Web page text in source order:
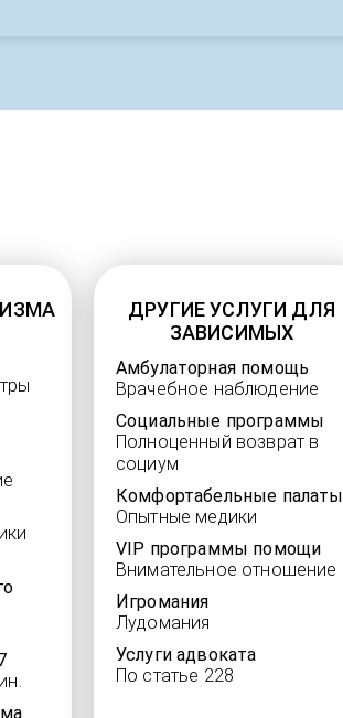
ДРУГИЕ УСЛУГИ ДЛЯ
ЗАВИСИМЫХ
Амбулаторная помощь
Врачебное наблюдение
Социальные программы
Полноценный возврат в
социум
Комфортабельные палаты
Опытные медики
VIP программы помощи
Внимательное отношение
Игромания
Лудомания
Услуги адвоката
По статье 228